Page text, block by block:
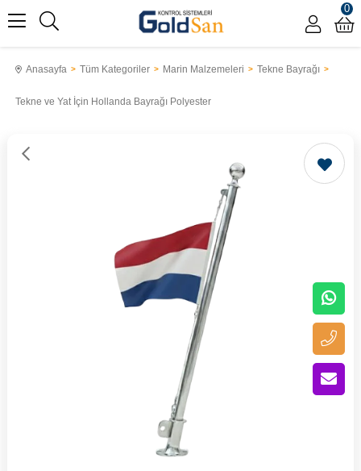
0
Anasayfa Tüm Kategoriler Marin Malzemeleri Tekne Bayrağı
Tekne ve Yat İçin Hollanda Bayrağı Polyester